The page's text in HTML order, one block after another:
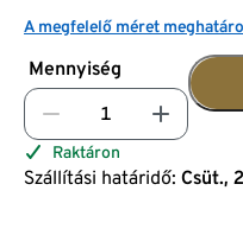
A megfelelő méret
Mennyiség
Raktáron
Szállítási határidő: Csüt.,